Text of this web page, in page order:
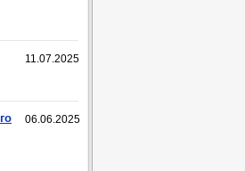
11.07.2025
06.06.2025